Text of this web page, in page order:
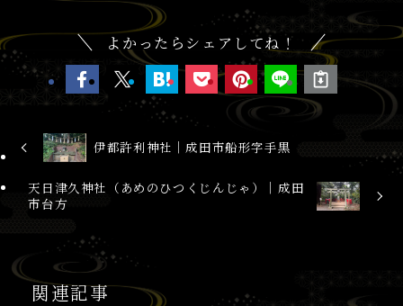
よかったらシェアしてね！
伊都許利神社│成田市船形字手黒
天日津久神社（あめのひつくじんじゃ）│成田
市台方
関連記事